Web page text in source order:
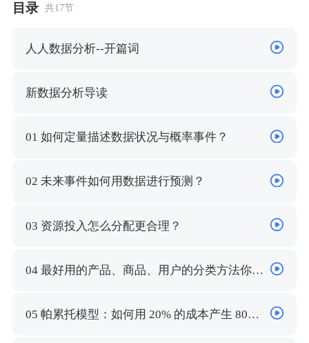
目录 共17节
人人数据分析--开篇词
新数据分析导读
01 如何定量描述数据状况与概率事件？
02 未来事件如何用数据进行预测？
03 资源投入怎么分配更合理？
04 最好用的产品、商品、用户的分类方法你知
05 帕累托模型：如何用 20% 的成本产生 80%